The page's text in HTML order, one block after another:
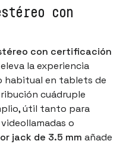
con
con certificación
eleva la experiencia
habitual en tablets de
cuádruple
útil tanto para
o
jack de 3.5 mm añade